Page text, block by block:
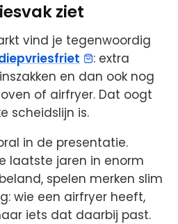
ziet
vind je tegenwoordig
: extra
en dan ook nog
of airfryer. Dat oogt
scheidslijn is.
in de presentatie.
laatste jaren in enorm
spelen merken slim
wie een airfryer heeft,
iets dat daarbij past.